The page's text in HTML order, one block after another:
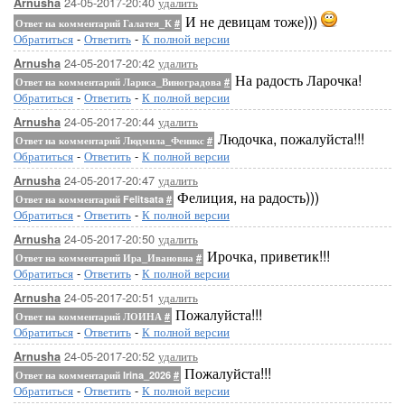
Ответ на комментарий Галатея_К # И не девицам тоже)))
Обратиться - Ответить - К полной версии
Arnusha 24-05-2017-20:42 удалить
Ответ на комментарий Лариса_Виноградова # На радость Ларочка!
Обратиться - Ответить - К полной версии
Arnusha 24-05-2017-20:44 удалить
Ответ на комментарий Людмила_Феникс # Людочка, пожалуйста!!!
Обратиться - Ответить - К полной версии
Arnusha 24-05-2017-20:47 удалить
Ответ на комментарий Felitsata # Фелиция, на радость)))
Обратиться - Ответить - К полной версии
Arnusha 24-05-2017-20:50 удалить
Ответ на комментарий Ира_Ивановна # Ирочка, приветик!!!
Обратиться - Ответить - К полной версии
Arnusha 24-05-2017-20:51 удалить
Ответ на комментарий ЛОИНА # Пожалуйста!!!
Обратиться - Ответить - К полной версии
Arnusha 24-05-2017-20:52 удалить
Ответ на комментарий Irina_2026 # Пожалуйста!!!
Обратиться - Ответить - К полной версии